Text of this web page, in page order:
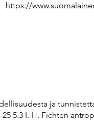
https://
ja
5.3 I. H. Fichten